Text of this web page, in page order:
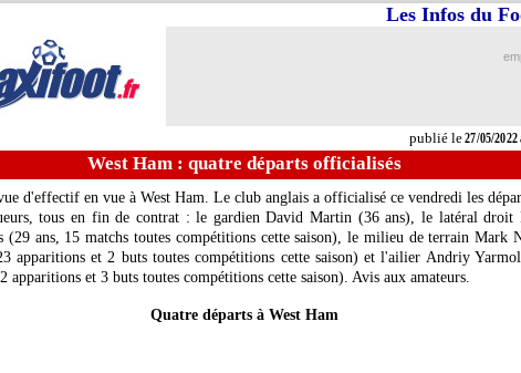
publié le27/05/2022
Les Infos du
West Ham : quatre départs officialisés
d'effectif en vue à West Ham. Le club anglais a officialisé ce vendredi les
tous en fin de contrat : le gardien David Martin (36 ans), le latéral droit
(29 ans, 15 matchs toutes compétitions cette saison), le milieu de terrain Mark
apparitions et 2 buts toutes compétitions cette saison) et l'ailier Andriy
apparitions et 3 buts toutes compétitions cette saison). Avis aux amateurs.
Quatre départs à West Ham